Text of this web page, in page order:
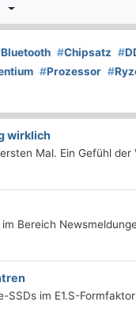
Bluetooth #Chipsatz #
#Prozessor #
wirklich
Mal. Ein Gefühl
Bereich
im E1.S-